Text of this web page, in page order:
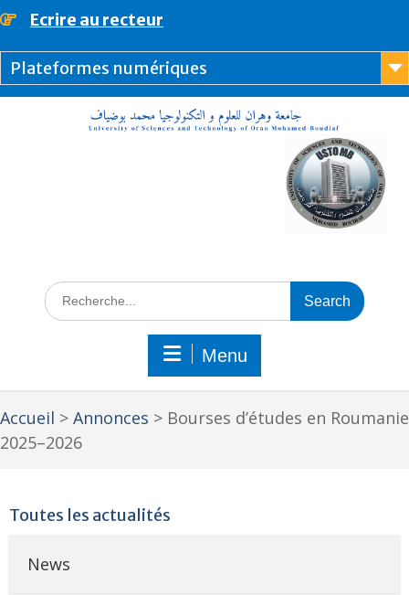
principal
Ecrire au recteur
Plateformes numériques
Menu
Accueil > Annonces > Bourses d’études en Roumanie
2025–2026
Toutes les actualités
News